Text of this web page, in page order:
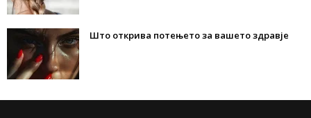
Што открива потењето за вашето здравје